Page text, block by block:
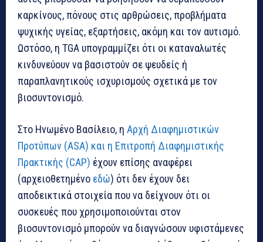
καρκίνους, πόνους στις αρθρώσεις, προβλήματα
ψυχικής υγείας, εξαρτήσεις, ακόμη και τον αυτισμό.
Ωστόσο, η TGA υπογραμμίζει ότι οι καταναλωτές
κινδυνεύουν να βασιστούν σε ψευδείς ή
παραπλανητικούς ισχυρισμούς σχετικά με τον
βιοσυντονισμό.
Στο Ηνωμένο Βασίλειο, η Αρχή Διαφημιστικών
Προτύπων (ASA) και η Επιτροπή Διαφημιστικής
Πρακτικής (CAP) έχουν επίσης αναφέρει
(αρχειοθετημένο εδώ) ότι δεν έχουν δει
αποδεικτικά στοιχεία που να δείχνουν ότι οι
συσκευές που χρησιμοποιούνται στον
βιοσυντονισμό μπορούν να διαγνώσουν υφιστάμενες